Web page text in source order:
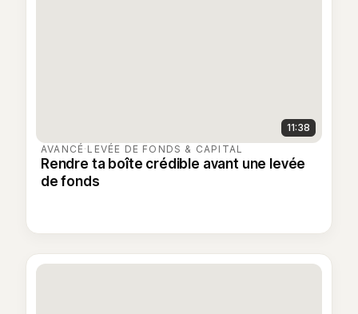
11:38
AVANCÉ· LEVÉE DE FONDS & CAPITAL
Rendre ta boîte crédible avant une levée
de fonds